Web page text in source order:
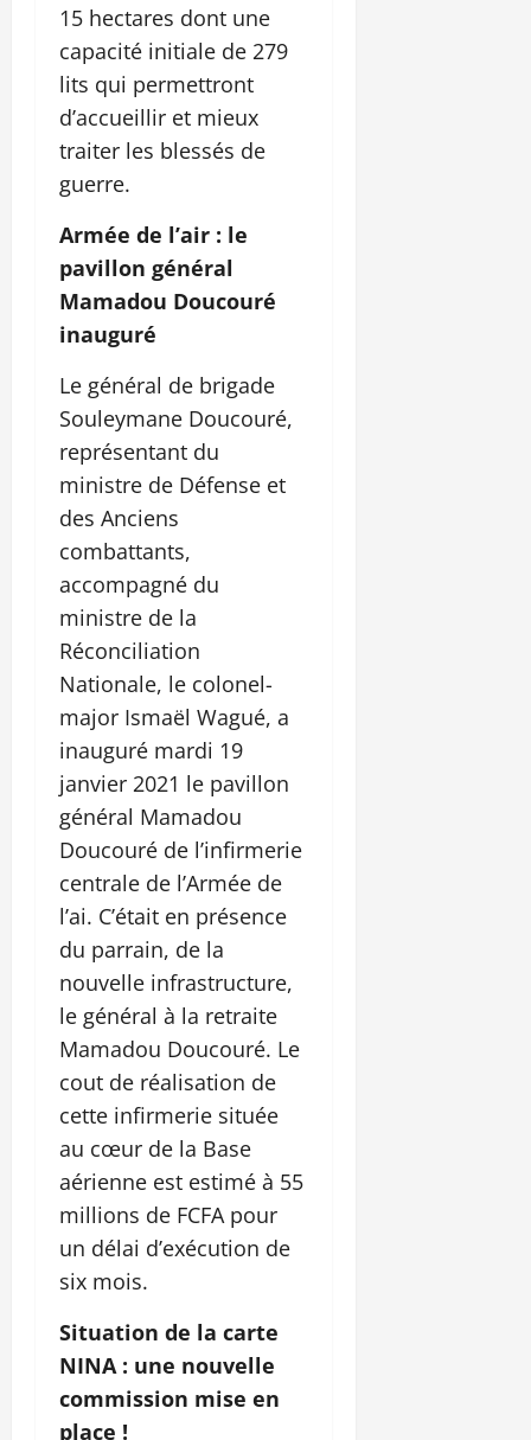
15 hectares dont une
capacité initiale de 279
lits qui permettront
d’accueillir et mieux
traiter les blessés de
guerre.
Armée de l’air : le
pavillon général
Mamadou Doucouré
inauguré
Le général de brigade
Souleymane Doucouré,
représentant du
ministre de Défense et
des Anciens
combattants,
accompagné du
ministre de la
Réconciliation
Nationale, le colonel-
major Ismaël Wagué, a
inauguré mardi 19
janvier 2021 le pavillon
général Mamadou
Doucouré de l’infirmerie
centrale de l’Armée de
l’ai. C’était en présence
du parrain, de la
nouvelle infrastructure,
le général à la retraite
Mamadou Doucouré. Le
cout de réalisation de
cette infirmerie située
au cœur de la Base
aérienne est estimé à 55
millions de FCFA pour
un délai d’exécution de
six mois.
Situation de la carte
NINA : une nouvelle
commission mise en
place !